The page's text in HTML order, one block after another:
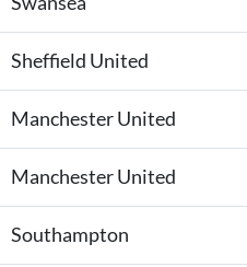
Sheffield United
Manchester United
Manchester United
Southampton